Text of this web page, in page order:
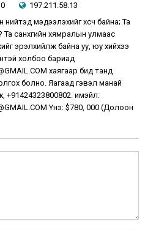
197.211.58.13
мэдээлэхийг хүсч байна; Та
Та санхүүгийн хямралын улмаас
эрэлхийлж байна уу, юу хийхээ
холбоо бариад
хаягаар бид танд
болно. Яагаад гэвэл манай
+91424323800802. имэйл:
Yнэ: $780, 000 (Долоон